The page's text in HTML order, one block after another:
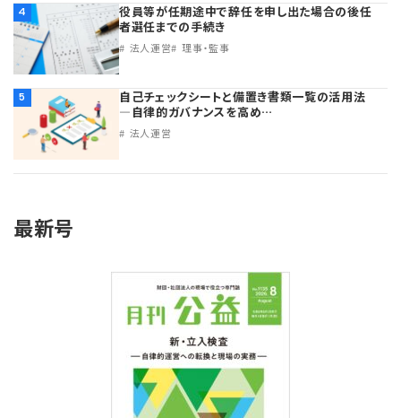
【連載】オピニオンリーダーのnote
【連載】会計相談室
【連載】公益法人運営実務の処方箋
【連載】公益法人会計検定試験一問一答
【連載】シェアコモン200インタビュー
【連載】シェアコモン200 誌上相談室
【連載】実務と税務のポイント
【連載】事務局だよりPLUS
【連載】非営利法人AtoZei
【連載】労務管理の歩き方
【連載】AI活用のすすめ
専門誌一覧
お問合せ
プライバシーポリシー
4
役員等が任期途中で辞任を申し出た場合の後任
者選任までの手続き
法人運営 理事・監事
5
自己チェックシートと備置き書類一覧の活用法
―自律的ガバナンスを高め…
法人運営
最新号